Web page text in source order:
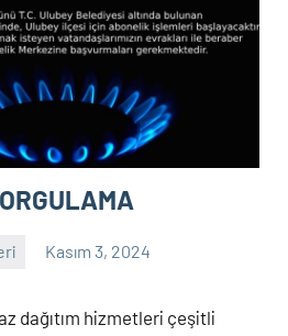
Kasım 3, 2024
dağıtım hizmetleri çeşitli